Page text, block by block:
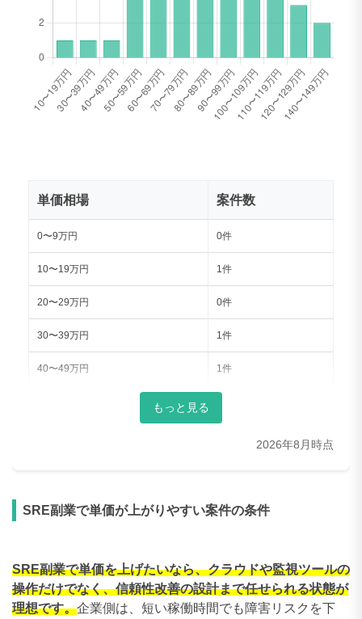
単価相場 案件数
0〜9万円 0件
10〜19万円 1件
20〜29万円 0件
30〜39万円 1件
40〜49万円 1件
100〜109万円 6件
110〜119万円 6件
もっと見る
2026年8月時点
SRE副業で単価が上がりやすい案件の条件
SRE副業で単価を上げたいなら、クラウドや監視ツールの
操作だけでなく、信頼性改善の設計まで任せられる状態が
理想です。企業側は、短い稼働時間でも障害リスクを下